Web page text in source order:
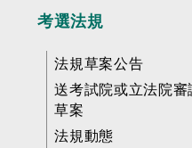
考選法規
法規草案公告
送考試院或立法院審
草案
法規動態